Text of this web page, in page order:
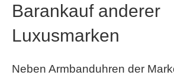
Barankauf anderer
Luxusmarken
Neben Armbanduhren der